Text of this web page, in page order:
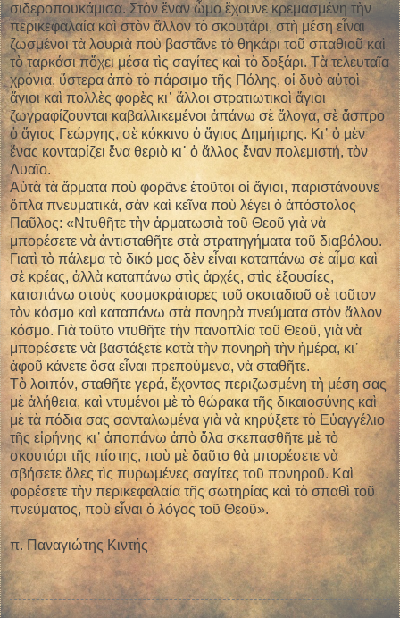
σιδεροπουκάμισα. Στὸν ἕναν ὦμο ἔχουνε κρεμασμένη τὴν
περικεφαλαία καὶ στὸν ἄλλον τὸ σκουτάρι, στὴ μέση εἶναι
ζωσμένοι τὰ λουριὰ ποὺ βαστᾶνε τὸ θηκάρι τοῦ σπαθιοῦ καὶ
τὸ ταρκάσι πὄχει μέσα τὶς σαγίτες καὶ τὸ δοξάρι. Τὰ τελευταῖα
χρόνια, ὕστερα ἀπὸ τὸ πάρσιμο τῆς Πόλης, οἱ δυὸ αὐτοὶ
ἅγιοι καὶ πολλὲς φορὲς κι᾿ ἄλλοι στρατιωτικοὶ ἅγιοι
ζωγραφίζουνται καβαλλικεμένοι ἀπάνω σὲ ἄλογα, σὲ ἄσπρο
ὁ ἅγιος Γεώργης, σὲ κόκκινο ὁ ἅγιος Δημήτρης. Κι᾿ ὁ μὲν
ἕνας κονταρίζει ἕνα θεριὸ κι᾿ ὁ ἄλλος ἕναν πολεμιστή, τὸν
Λυαῖο.
Αὐτὰ τὰ ἄρματα ποὺ φορᾶνε ἐτοῦτοι οἱ ἅγιοι, παριστάνουνε
ὅπλα πνευματικά, σὰν καὶ κεῖνα ποὺ λέγει ὁ ἀπόστολος
Παῦλος: «Ντυθῆτε τὴν ἀρματωσιὰ τοῦ Θεοῦ γιὰ νὰ
μπορέσετε νὰ ἀντισταθῆτε στὰ στρατηγήματα τοῦ διαβόλου.
Γιατὶ τὸ πάλεμα τὸ δικό μας δὲν εἶναι καταπάνω σὲ αἷμα καὶ
σὲ κρέας, ἀλλὰ καταπάνω στὶς ἀρχές, στὶς ἐξουσίες,
καταπάνω στοὺς κοσμοκράτορες τοῦ σκοταδιοῦ σὲ τοῦτον
τὸν κόσμο καὶ καταπάνω στὰ πονηρὰ πνεύματα στὸν ἄλλον
κόσμο. Γιὰ τοῦτο ντυθῆτε τὴν πανοπλία τοῦ Θεοῦ, γιὰ νὰ
μπορέσετε νὰ βαστάξετε κατὰ τὴν πονηρὴ τὴν ἡμέρα, κι᾿
ἀφοῦ κάνετε ὅσα εἶναι πρεπούμενα, νὰ σταθῆτε.
Τὸ λοιπόν, σταθῆτε γερά, ἔχοντας περιζωσμένη τὴ μέση σας
μὲ ἀλήθεια, καὶ ντυμένοι μὲ τὸ θώρακα τῆς δικαιοσύνης καὶ
μὲ τὰ πόδια σας σανταλωμένα γιὰ νὰ κηρύξετε τὸ Εὐαγγέλιο
τῆς εἰρήνης κι᾿ ἀποπάνω ἀπὸ ὅλα σκεπασθῆτε μὲ τὸ
σκουτάρι τῆς πίστης, ποὺ μὲ δαῦτο θὰ μπορέσετε νὰ
σβήσετε ὅλες τὶς πυρωμένες σαγίτες τοῦ πονηροῦ. Καὶ
φορέσετε τὴν περικεφαλαία τῆς σωτηρίας καὶ τὸ σπαθὶ τοῦ
πνεύματος, ποὺ εἶναι ὁ λόγος τοῦ Θεοῦ».
π. Παναγιώτης Κιντής